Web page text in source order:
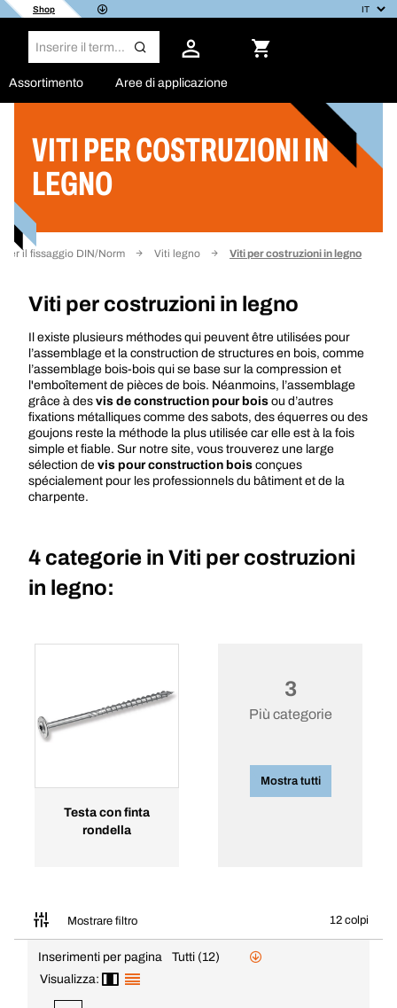
Shop
Assortimento Aree di applicazione
VITI PER COSTRUZIONI IN
LEGNO
per il fissaggio DIN/Norm Viti legno Viti per costruzioni in legno
Viti per costruzioni in legno
Il existe plusieurs méthodes qui peuvent être utilisées pour
l’assemblage et la construction de structures en bois, comme
l’assemblage bois-bois qui se base sur la compression et
l'emboîtement de pièces de bois. Néanmoins, l’assemblage
grâce à des vis de construction pour bois ou d’autres
fixations métalliques comme des sabots, des équerres ou des
goujons reste la méthode la plus utilisée car elle est à la fois
simple et fiable. Sur notre site, vous trouverez une large
sélection de vis pour construction bois conçues
spécialement pour les professionnels du bâtiment et de la
charpente.
4 categorie in Viti per costruzioni
in legno:
Testa con finta
rondella
3
Più categorie
Mostra tutti
Mostrare filtro 12 colpi
Filtro
Inserimenti per pagina
Tutti (12)
Visualizza: